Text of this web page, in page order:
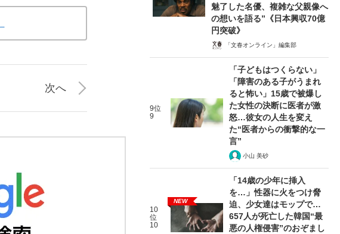
次へ
魅了した名優、複雑な父親像へ
の想いを語る”《日本興収70億
円突破》
「文春オンライン」編集部
9位
9
「子どもはつくらない」
「障害のある子がうまれ
ると怖い」15歳で被爆し
た女性の決断に医者が激
怒…彼女の人生を変え
た“医者からの衝撃的な一
言”
小山 美砂
10
位
10
NEW
「14歳の少年に挿入
を…」性器に火をつけ脅
迫、少女達はモップで…
657人が死亡した韓国“最
悪の人権侵害”のおぞまし